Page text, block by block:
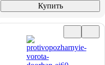
Купить